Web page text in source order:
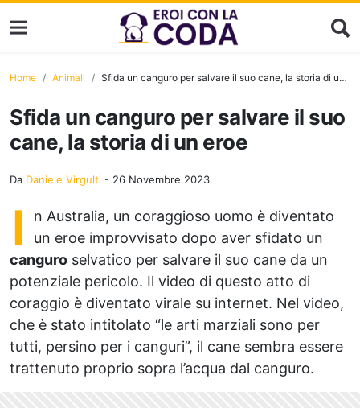
Home Animali Sfida un canguro per salvare il suo cane, la storia di un eroe
Sfida un canguro per salvare il suo
cane, la storia di un eroe
Da Daniele Virgulti - 26 Novembre 2023
I
n Australia, un coraggioso uomo è diventato
un eroe improvvisato dopo aver sfidato un
canguro selvatico per salvare il suo cane da un
potenziale pericolo. Il video di questo atto di
coraggio è diventato virale su internet. Nel video,
che è stato intitolato “le arti marziali sono per
tutti, persino per i canguri”, il cane sembra essere
trattenuto proprio sopra l’acqua dal canguro.